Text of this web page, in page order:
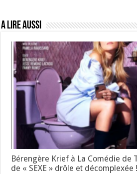
A lire aussi
Bérengère Krief à La Comédie de
de « SEXE » drôle et décomplexée !